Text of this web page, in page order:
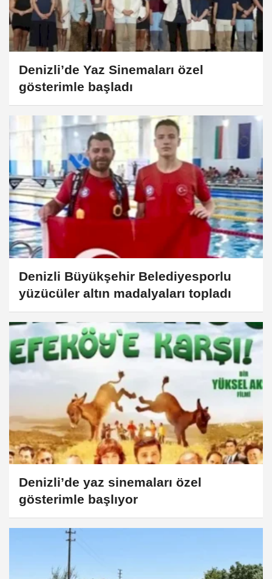
Denizli’de Yaz Sinemaları özel
gösterimle başladı
Denizli Büyükşehir Belediyesporlu
yüzücüler altın madalyaları topladı
Denizli’de yaz sinemaları özel
gösterimle başlıyor